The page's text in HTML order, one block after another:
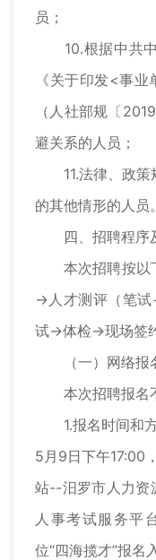
员；
10.根据中共中
《关于印发<事
（人社部规〔
避关系的人员；
11.法律、政策
的其他情形的人员。
四、招聘程序
本次招聘按以
→人才测评（笔
试→体检→现场签
（一）网络报
本次招聘报名不
1.报名时间和
5月9日下午17:00
站--汨罗市人力资
人事考试服务平
位“四海揽才”报名